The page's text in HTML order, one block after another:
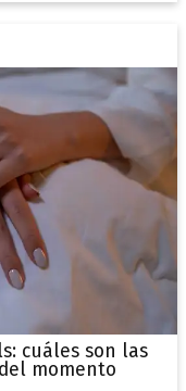
cuáles son las
momento